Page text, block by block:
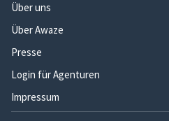
Über uns
Über Awaze
Presse
Login für Agenturen
Impressum